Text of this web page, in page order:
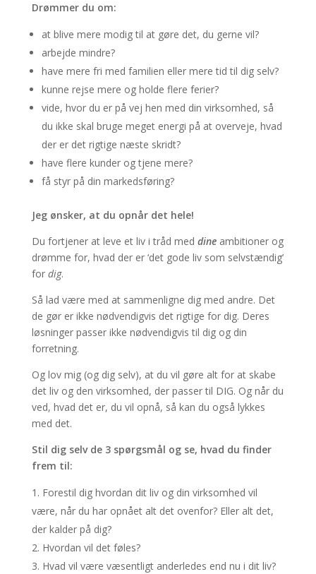
Drømmer du om:
at blive mere modig til at gøre det, du gerne vil?
arbejde mindre?
have mere fri med familien eller mere tid til dig selv?
kunne rejse mere og holde flere ferier?
vide, hvor du er på vej hen med din virksomhed, så
du ikke skal bruge meget energi på at overveje, hvad
der er det rigtige næste skridt?
have flere kunder og tjene mere?
få styr på din markedsføring?
Jeg ønsker, at du opnår det hele!
Du fortjener at leve et liv i tråd med dine ambitioner og
drømme for, hvad der er ‘det gode liv som selvstændig’
for dig.
Så lad være med at sammenligne dig med andre. Det
de gør er ikke nødvendigvis det rigtige for dig. Deres
løsninger passer ikke nødvendigvis til dig og din
forretning.
Og lov mig (og dig selv), at du vil gøre alt for at skabe
det liv og den virksomhed, der passer til DIG. Og når du
ved, hvad det er, du vil opnå, så kan du også lykkes
med det.
Stil dig selv de 3 spørgsmål og se, hvad du finder
frem til:
Forestil dig hvordan dit liv og din virksomhed vil
være, når du har opnået alt det ovenfor? Eller alt det,
der kalder på dig?
Hvordan vil det føles?
Hvad vil være væsentligt anderledes end nu i dit liv?